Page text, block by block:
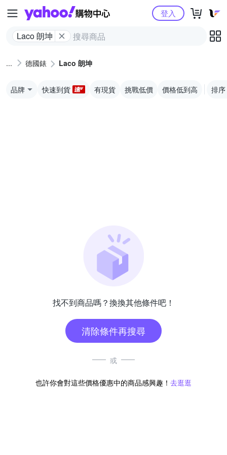
Yahoo購物中心
Laco 朗坤
登入
德國錶 Laco 朗坤
品牌 快速到貨 有現貨 挑戰低價 價格低到高 排序
找不到商品嗎？換換其他條件吧！
清除條件再搜尋
或
也許你會對這些價格優惠中的商品感興趣！ 去逛逛